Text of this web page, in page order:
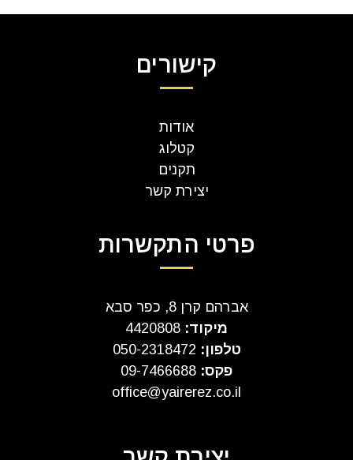
קישורים
אודות
קטלוג
תקנים
יצירת קשר
פרטי התקשרות
אברהם קרן 8, כפר סבא
מיקוד:
טלפון:
פקס: 09-7466688
office@yairerez.co.il